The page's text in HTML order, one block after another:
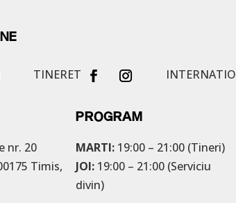
TINERET
nr. 20
Timis,
PROGRAM
MARTI: 19:00 – 21:00 (Tineri)
JOI: 19:00 – 21:00 (Serviciu
divin)